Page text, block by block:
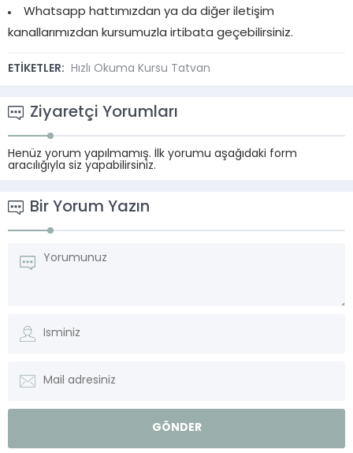
Whatsapp hattımızdan ya da diğer iletişim
kanallarımızdan kursumuzla irtibata geçebilirsiniz.
ETİKETLER: Hızlı Okuma Kursu Tatvan
Ziyaretçi Yorumları
Henüz yorum yapılmamış. İlk yorumu aşağıdaki form
aracılığıyla siz yapabilirsiniz.
Bir Yorum Yazın